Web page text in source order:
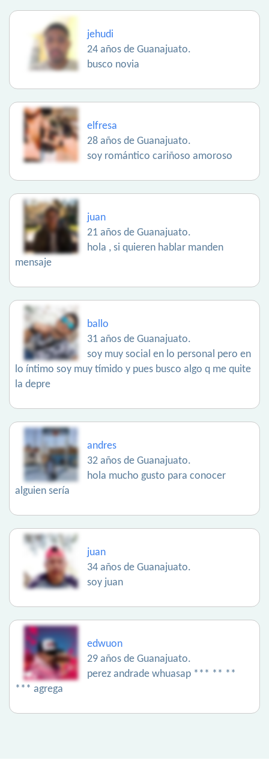
jehudi
24 años de Guanajuato.
busco novia
elfresa
28 años de Guanajuato.
soy romántico cariñoso amoroso
juan
21 años de Guanajuato.
hola , si quieren hablar manden
mensaje
ballo
31 años de Guanajuato.
soy muy social en lo personal pero en
lo íntimo soy muy tímido y pues busco algo q me quite
la depre
andres
32 años de Guanajuato.
hola mucho gusto para conocer
alguien sería
juan
34 años de Guanajuato.
soy juan
edwuon
29 años de Guanajuato.
perez andrade whuasap *** ** **
*** agrega